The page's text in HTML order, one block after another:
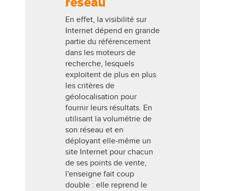
En effet, la visibilité sur
Internet dépend en grande
partie du référencement
dans les moteurs de
recherche, lesquels
exploitent de plus en plus
les critères de
géolocalisation pour
fournir leurs résultats. En
utilisant la volumétrie de
son réseau et en
déployant elle-même un
site Internet pour chacun
de ses points de vente,
l'enseigne fait coup
double : elle reprend le